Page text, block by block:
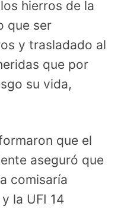
hierros de la
que ser
y trasladado al
que por
su vida,
que el
aseguró que
comisaría
la UFI 14